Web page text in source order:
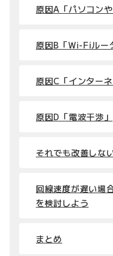
原因A「パソコン
原因B「Wi-Fiルー
原因C「インターネ
原因D「電波干渉」
それでも改善しな
回線速度が遅い場
を検討しよう
まとめ